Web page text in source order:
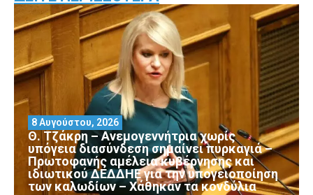
Θ. Τζάκρη – Ανεμογεννήτρια χωρίς
υπόγεια διασύνδεση σημαίνει πυρκαγιά –
Πρωτοφανής αμέλεια κυβέρνησης και
ιδιωτικού ΔΕΔΔΗΕ για την υπογειοποίηση
των καλωδίων – Χάθηκαν τα κονδύλια
8 Αυγούστου, 2026